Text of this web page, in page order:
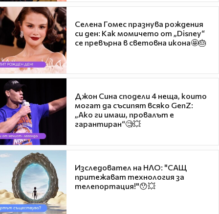
Селена Гомес празнува рождения
си ден: Как момичето от „Disney“
се превърна в световна икона🤩🎂
Джон Сина сподели 4 неща, които
могат да съсипят всяко GenZ:
„Ако ги имаш, провалът е
гарантиран“🧐💥
Изследовател на НЛО: "САЩ
притежават технология за
телепортация!"😯💥